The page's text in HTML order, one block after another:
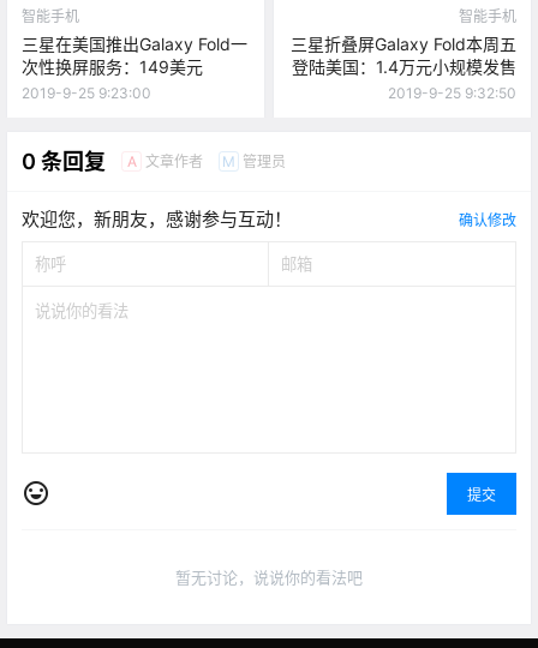
智能手机
三星在美国推出Galaxy Fold一
次性换屏服务：149美元
2019-9-25 9:23:00
智能手机
三星折叠屏Galaxy Fold本周五
登陆美国：1.4万元小规模发售
2019-9-25 9:32:50
0 条回复 A 文章作者 M 管理员
欢迎您，新朋友，感谢参与互动！ 确认修改
提交
暂无讨论，说说你的看法吧